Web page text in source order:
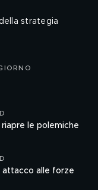
strategia
le polemiche
attacco alle forze